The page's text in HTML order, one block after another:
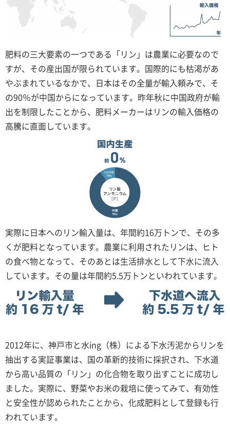
肥料の三大要素の一つである「リン」は農業に必要なので
すが、その産出国が限られています。国際的にも枯渇があ
やぶまれているなかで、日本はその全量が輸入頼みで、そ
の90％が中国からになっています。昨年秋に中国政府が輸
出を制限したことから、肥料メーカーはリンの輸入価格の
高騰に直面しています。
実際に日本へのリン輸入量は、年間約16万トンで、その多
くが肥料となっています。農業に利用されたリンは、ヒト
の食べ物となって、そのあとは生活排水として下水に流入
しています。その量は年間約5.5万トンといわれています。
2012年に、神戸市と水ing（株）による下水汚泥からリンを
抽出する実証事業は、国の革新的技術に採択され、下水道
から高い品質の「リン」の化合物を取り出すことに成功し
ました。実際に、野菜やお米の栽培に使ってみて、有効性
と安全性が認められたことから、化成肥料として登録も行
われています。